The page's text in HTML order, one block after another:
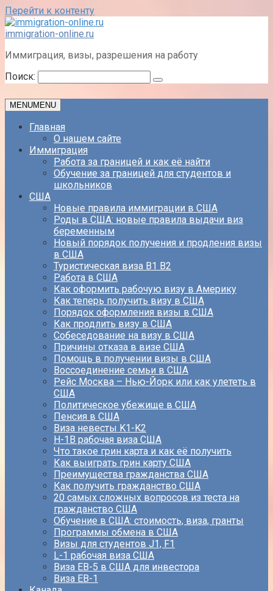
Перейти к контенту
immigration-online.ru
Иммиграция, визы, разрешения на работу
Поиск:
MENUMENU
Главная
О нашем сайте
Иммиграция
Работа за границей и как её найти
Обучение за границей для студентов и
школьников
США
Новые правила иммиграции в США
Роды в США: новые правила выдачи виз
беременным
Новый порядок получения и продления визы
в США
Туристическая виза B1 B2
Работа в США
Как оформить рабочую визу в Америку
Как теперь получить визу в США
Порядок оформления визы в США
Как продлить визу в США
Собеседование на визу в США
Причины отказа в визе США
Помощь в получении визы в США
Воссоединение семьи в США
Рейс Москва – Нью-Йорк или как улететь в
США
Политическое убежище в США
Пенсия в США
Виза невесты K1-K2
H-1B рабочая виза США
Что такое грин карта и как её получить
Как выиграть грин карту США
Преимущества гражданства США
Как получить гражданство США
20 самых сложных вопросов из теста на
гражданство США
Обучение в США: стоимость, виза, гранты
Программы обмена в США
Визы для студентов J1, F1
L-1 рабочая виза США
Виза EB-5 в США для инвестора
Виза ЕВ-1